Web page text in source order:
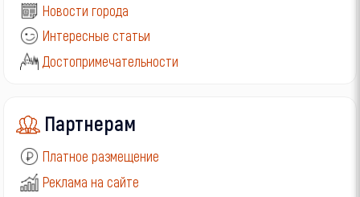
Новости города
Интересные статьи
Достопримечательности
Партнерам
Платное размещение
Реклама на сайте